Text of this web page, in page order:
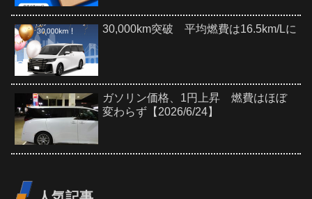
30,000km突破 平均燃費は16.5km/Lに
ガソリン価格、1円上昇 燃費はほぼ
変わらず【2026/6/24】